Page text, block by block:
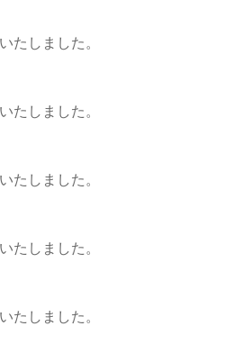
たしました。
たしました。
たしました。
たしました。
たしました。